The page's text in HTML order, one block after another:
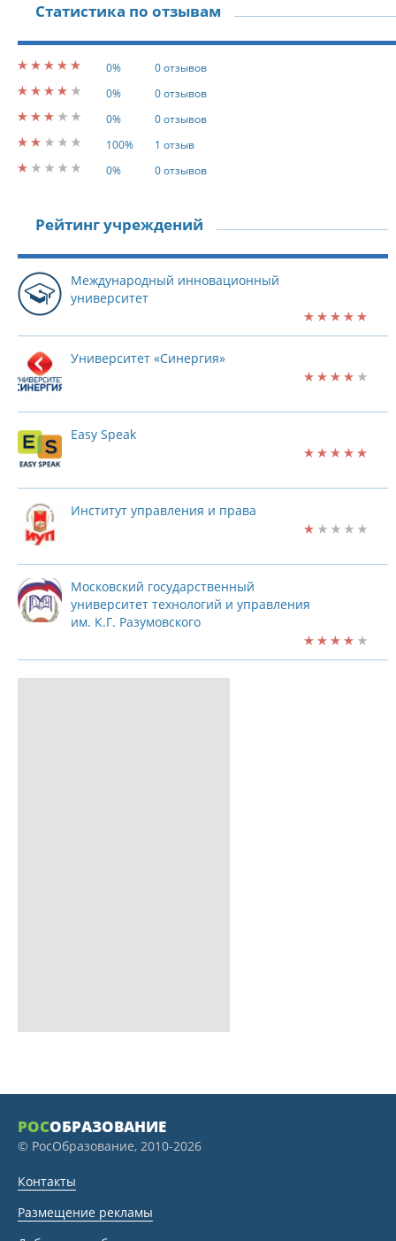
Статистика по отзывам
0%
0 отзывов
0%
0 отзывов
0%
0 отзывов
100%
1 отзыв
0%
0 отзывов
Рейтинг учреждений
Международный инновационный
университет
Университет «Синергия»
Easy Speak
Институт управления и права
Московский государственный
университет технологий и управления
им. К.Г. Разумовского
РОСОБРАЗОВАНИЕ
© РосОбразование, 2010-2026
Контакты
Размещение рекламы